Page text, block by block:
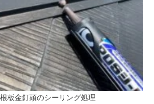
板金釘頭のシーリング処理